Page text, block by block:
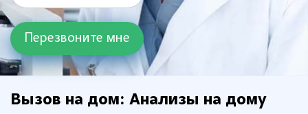
Вызов на дом: Анализы на дому